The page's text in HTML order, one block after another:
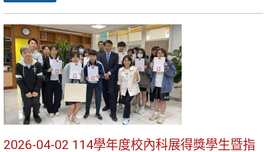
2026-04-02 114學年度校內科展得獎學生暨指